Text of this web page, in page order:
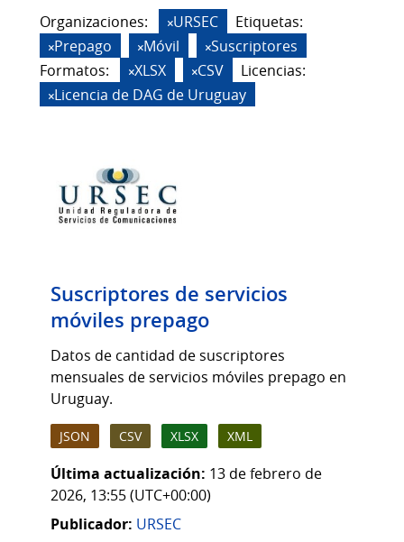
Organizaciones: URSEC
Etiquetas:
Prepago
Móvil
Suscriptores
Formatos:
XLSX CSV
Licencias:
Licencia de DAG de Uruguay
Suscriptores de servicios
móviles prepago
Datos de cantidad de suscriptores
mensuales de servicios móviles prepago en
Uruguay.
JSON CSV XLSX XML
Última actualización: 13 de febrero de
2026, 13:55 (UTC+00:00)
Publicador: URSEC